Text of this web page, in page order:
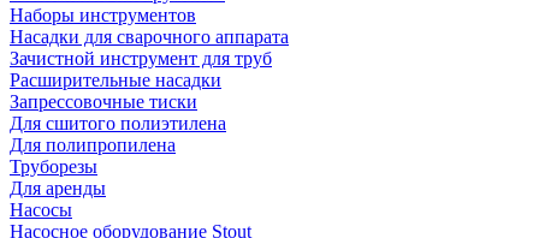
Наборы инструментов
Насадки для сварочного аппарата
Зачистной инструмент для труб
Расширительные насадки
Запрессовочные тиски
Для сшитого полиэтилена
Для полипропилена
Труборезы
Для аренды
Насосы
Насосное оборудование Stout